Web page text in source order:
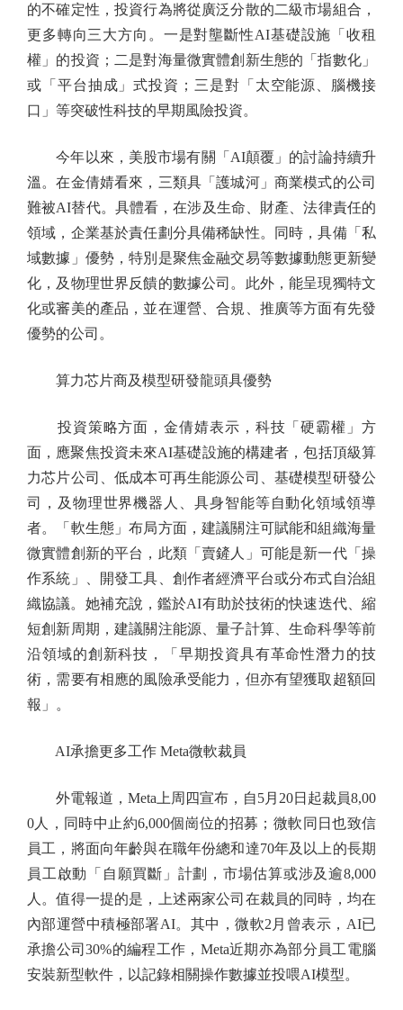
的不確定性，投資行為將從廣泛分散的二級市場組合，
更多轉向三大方向。一是對壟斷性AI基礎設施「收租
權」的投資；二是對海量微實體創新生態的「指數化」
或「平台抽成」式投資；三是對「太空能源、腦機接
口」等突破性科技的早期風險投資。
今年以來，美股市場有關「AI顛覆」的討論持續升
溫。在金倩婧看來，三類具「護城河」商業模式的公司
難被AI替代。具體看，在涉及生命、財產、法律責任的
領域，企業基於責任劃分具備稀缺性。同時，具備「私
域數據」優勢，特別是聚焦金融交易等數據動態更新變
化，及物理世界反饋的數據公司。此外，能呈現獨特文
化或審美的產品，並在運營、合規、推廣等方面有先發
優勢的公司。
算力芯片商及模型研發龍頭具優勢
投資策略方面，金倩婧表示，科技「硬霸權」方
面，應聚焦投資未來AI基礎設施的構建者，包括頂級算
力芯片公司、低成本可再生能源公司、基礎模型研發公
司，及物理世界機器人、具身智能等自動化領域領導
者。「軟生態」布局方面，建議關注可賦能和組織海量
微實體創新的平台，此類「賣鏟人」可能是新一代「操
作系統」、開發工具、創作者經濟平台或分布式自治組
織協議。她補充說，鑑於AI有助於技術的快速迭代、縮
短創新周期，建議關注能源、量子計算、生命科學等前
沿領域的創新科技，「早期投資具有革命性潛力的技
術，需要有相應的風險承受能力，但亦有望獲取超額回
報」。
AI承擔更多工作 Meta微軟裁員
外電報道，Meta上周四宣布，自5月20日起裁員8,00
0人，同時中止約6,000個崗位的招募；微軟同日也致信
員工，將面向年齡與在職年份總和達70年及以上的長期
員工啟動「自願買斷」計劃，市場估算或涉及逾8,000
人。值得一提的是，上述兩家公司在裁員的同時，均在
內部運營中積極部署AI。其中，微軟2月曾表示，AI已
承擔公司30%的編程工作，Meta近期亦為部分員工電腦
安裝新型軟件，以記錄相關操作數據並投喂AI模型。